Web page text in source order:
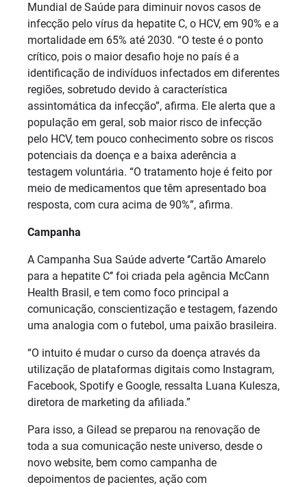
Mundial de Saúde para diminuir novos casos de
infecção pelo vírus da hepatite C, o HCV, em 90% e a
mortalidade em 65% até 2030. “O teste é o ponto
crítico, pois o maior desafio hoje no país é a
identificação de indivíduos infectados em diferentes
regiões, sobretudo devido à característica
assintomática da infecção”, afirma. Ele alerta que a
população em geral, sob maior risco de infecção
pelo HCV, tem pouco conhecimento sobre os riscos
potenciais da doença e a baixa aderência a
testagem voluntária. “O tratamento hoje é feito por
meio de medicamentos que têm apresentado boa
resposta, com cura acima de 90%”, afirma.
Campanha
A Campanha Sua Saúde adverte ‘’Cartão Amarelo
para a hepatite C’’ foi criada pela agência McCann
Health Brasil, e tem como foco principal a
comunicação, conscientização e testagem, fazendo
uma analogia com o futebol, uma paixão brasileira.
“O intuito é mudar o curso da doença através da
utilização de plataformas digitais como Instagram,
Facebook, Spotify e Google, ressalta Luana Kulesza,
diretora de marketing da afiliada.”
Para isso, a Gilead se preparou na renovação de
toda a sua comunicação neste universo, desde o
novo website, bem como campanha de
depoimentos de pacientes, ação com